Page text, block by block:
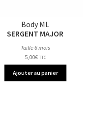
Body ML
SERGENT MAJOR
Taille 6 mois
5,00€ TTC
Ajouter au panier